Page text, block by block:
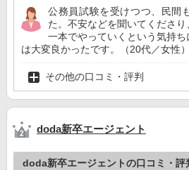
公務員試験を受けつつ、民間
た。不安などを聞いてくださ
一本でやっていくという気持
は大変良かったです。（20代／女性）
その他の口コミ・評判
doda新卒エージェント
doda新卒エージェントの口コミ・評